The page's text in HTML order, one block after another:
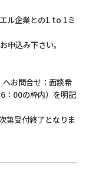
ル企業との1 to 1ミ
申込み下さい。
お問合せ：面談希
：00の枠内）を明記
第受付終了となりま